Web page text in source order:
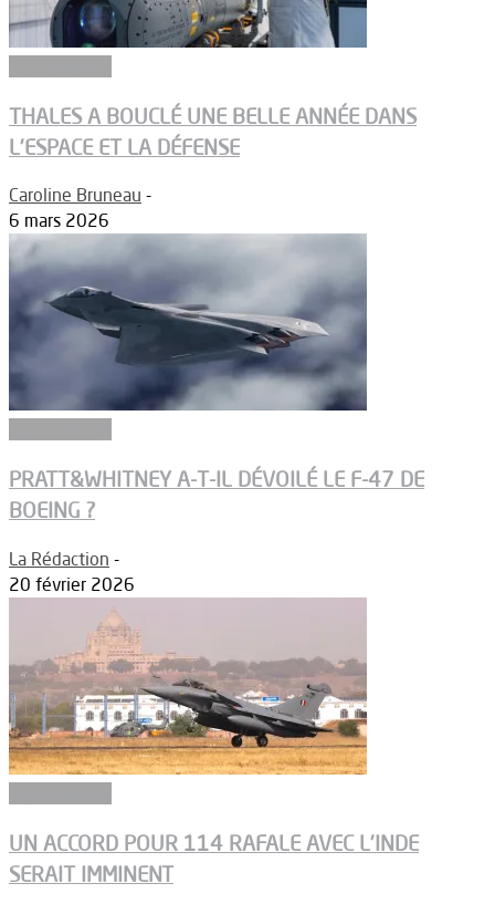
THALES A BOUCLÉ UNE BELLE ANNÉE DANS
L’ESPACE ET LA DÉFENSE
Caroline Bruneau -
6 mars 2026
PRATT&WHITNEY A-T-IL DÉVOILÉ LE F-47 DE
BOEING ?
La Rédaction -
20 février 2026
UN ACCORD POUR 114 RAFALE AVEC L’INDE
SERAIT IMMINENT